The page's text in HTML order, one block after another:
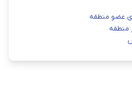
عضو منطقه
منطقه